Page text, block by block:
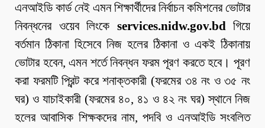
এনআইডি কার্ড নেই এমন শিক্ষার্থীদের নির্বাচন কমিশনের ভোটার
নিবন্ধনের ওয়েব লিংকে services.nidw.gov.bd গিয়ে
বর্তমান ঠিকানা হিসেবে নিজ হলের ঠিকানা ও একই ঠিকানায়
ভোটার হবেন, এমন শর্তে নিবন্ধন ফরম পূরণ করতে হবে। পূরণ
করা ফরমটি প্রিন্ট করে শনাক্তকারী (ফরমের ৩৪ নং ও ৩৫ নং
ঘর) ও যাচাইকারী (ফরমের ৪০, ৪১ ও ৪২ নং ঘর) স্থানে নিজ
হলের আবাসিক শিক্ষকদের নাম, পদবি ও এনআইডি সংবলিত